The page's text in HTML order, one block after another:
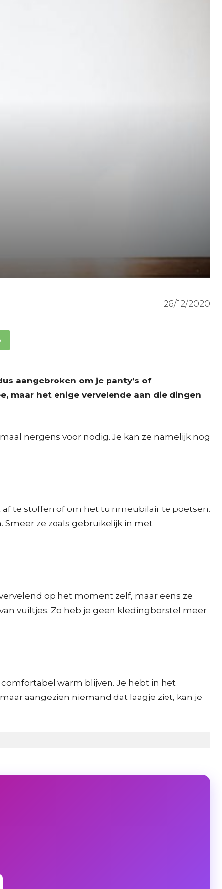
26/12/2020
aangebroken om je panty’s of
maar het enige vervelende aan die dingen
nergens voor nodig. Je kan ze namelijk nog
te stoffen of om het tuinmeubilair te poetsen.
ze zoals gebruikelijk in met
op het moment zelf, maar eens ze
vuiltjes. Zo heb je geen kledingborstel meer
warm blijven. Je hebt in het
aangezien niemand dat laagje ziet, kan je